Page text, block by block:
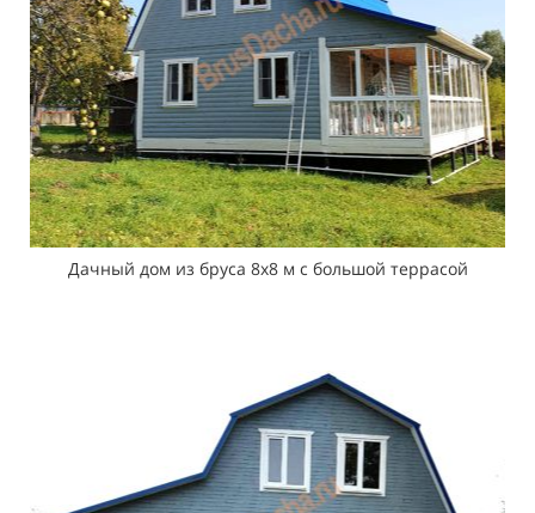
Дачный дом из бруса 8х8 м с большой террасой